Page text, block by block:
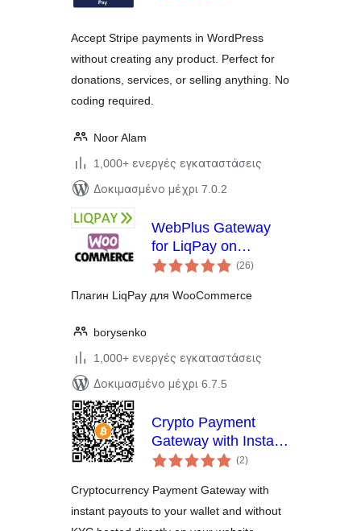
Accept Stripe payments in WordPress
without creating any product. Perfect for
donations, services, or selling anything. No
coding required.
Noor Alam
1,000+ ενεργές εγκαταστάσεις
Δοκιμασμένο μέχρι 7.0.2
WebPlus Gateway
for LiqPay on
WooCommerce
(26αξιολογήσεις
σύνολο
)
Плагин LiqPay для WooCommerce
borysenko
1,000+ ενεργές εγκαταστάσεις
Δοκιμασμένο μέχρι 6.7.5
Crypto Payment
Gateway with Instant
Payouts
(2αξιολογήσεις
σύνολο
)
Cryptocurrency Payment Gateway with
instant payouts to your wallet and without